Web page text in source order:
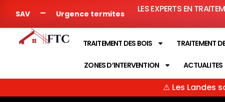
SAV Urgence termites LES EXPERTS EN
TRAITEMENT DES BOIS TRAITEMENT
ZONES D’INTERVENTION ACTUALITES
⚠ Les Landes